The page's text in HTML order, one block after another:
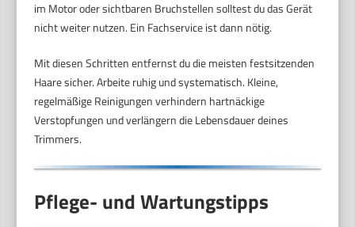
im Motor oder sichtbaren Bruchstellen solltest du das Gerät
nicht weiter nutzen. Ein Fachservice ist dann nötig.
Mit diesen Schritten entfernst du die meisten festsitzenden
Haare sicher. Arbeite ruhig und systematisch. Kleine,
regelmäßige Reinigungen verhindern hartnäckige
Verstopfungen und verlängern die Lebensdauer deines
Trimmers.
Pflege- und Wartungstipps